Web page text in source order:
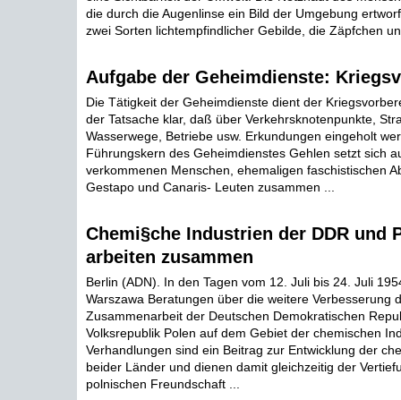
die durch die Augenlinse ein Bild der Umgebung
zwei Sorten lichtempfindlicher Gebilde, die Zäpfchen
Aufgabe der Geheimdienste:
Die Tätigkeit der Geheimdienste dient der
der Tatsache klar, daß über Verkehrsknotenpunkte,
Wasserwege, Betriebe usw. Erkundungen eingeholt
Führungskern des Geheimdienstes Gehlen setzt sich
verkommenen Menschen, ehemaligen faschistischen
Gestapo und Canaris- Leuten zusammen ...
Chemi§che Industrien der DDR und
arbeiten zusammen
Berlin (ADN). In den Tagen vom 12. Juli bis 24. Juli
Warszawa Beratungen über die weitere Verbesserung
Zusammenarbeit der Deutschen Demokratischen
Volksrepublik Polen auf dem Gebiet der chemischen
Verhandlungen sind ein Beitrag zur Entwicklung der
beider Länder und dienen damit gleichzeitig der
polnischen Freundschaft ...